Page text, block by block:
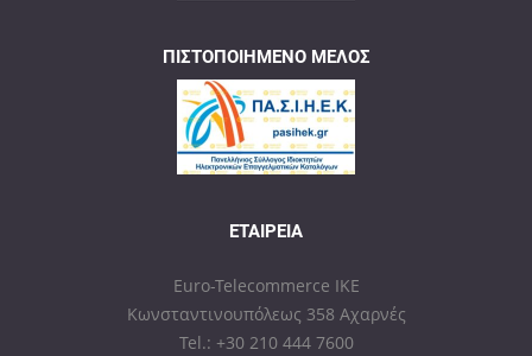
ΠΙΣΤΟΠΟΙΗΜΈΝΟ ΜΈΛΟΣ
ΕΤΑΙΡΕΊΑ
Euro-Telecommerce IKE
Κωνσταντινουπόλεως 358 Αχαρνές
Tel.: +30 210 444 7600